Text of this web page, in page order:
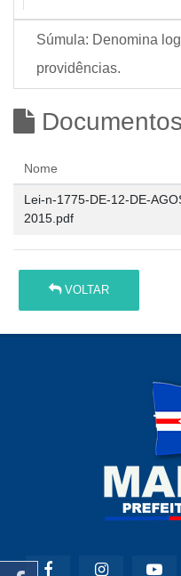
Súmula: Denomina
providências.
Documentos
Nome
Lei-n-1775-DE-12-DE-
2015.pdf
VOLTAR